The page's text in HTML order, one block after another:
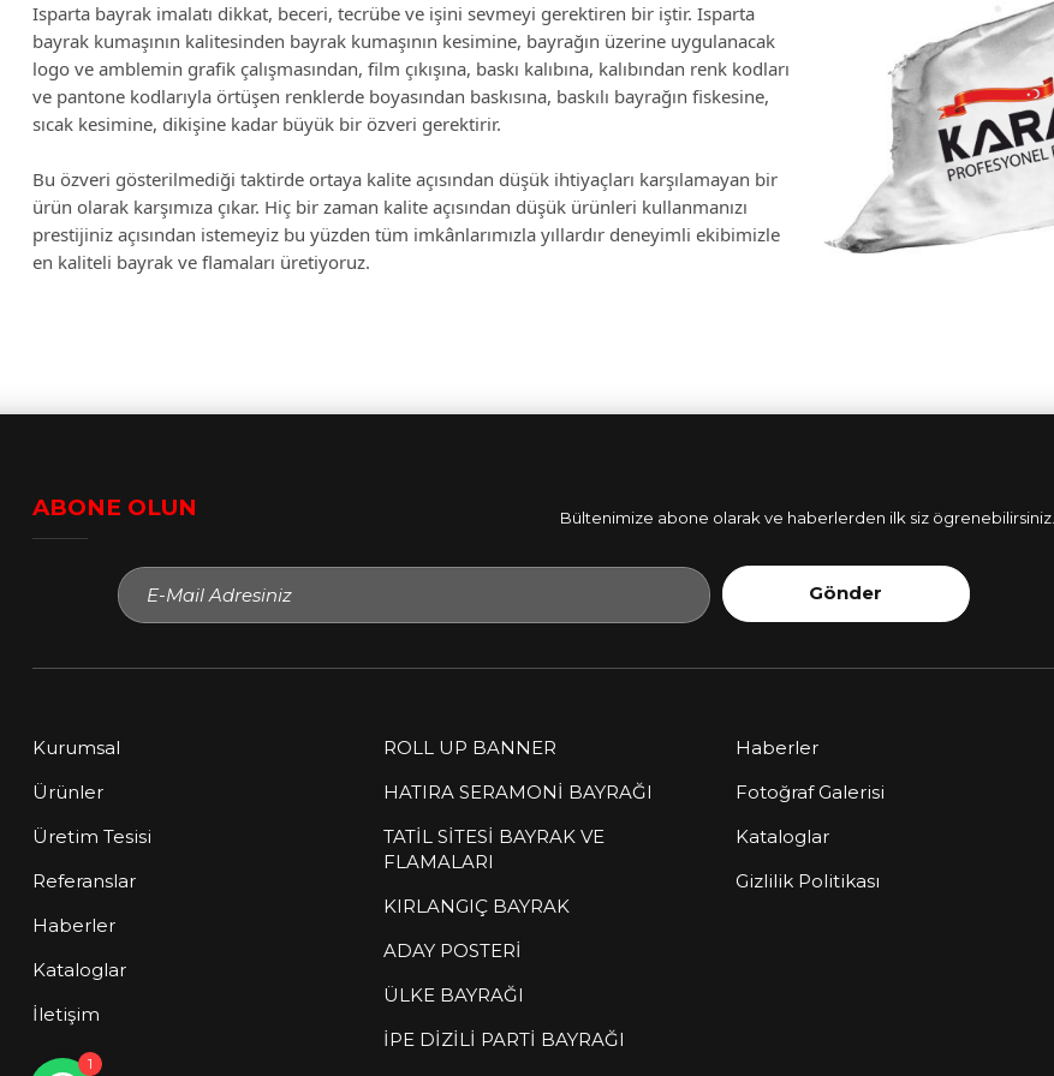
Isparta bayrak imalatı dikkat, beceri, tecrübe ve işini sevmeyi gerektiren bir iştir. Isparta
bayrak kumaşının kalitesinden bayrak kumaşının kesimine, bayrağın üzerine uygulanacak
logo ve amblemin grafik çalışmasından, film çıkışına, baskı kalıbına, kalıbından renk kodları
ve pantone kodlarıyla örtüşen renklerde boyasından baskısına, baskılı bayrağın fiskesine,
sıcak kesimine, dikişine kadar büyük bir özveri gerektirir.
Bu özveri gösterilmediği taktirde ortaya kalite açısından düşük ihtiyaçları karşılamayan bir
ürün olarak karşımıza çıkar. Hiç bir zaman kalite açısından düşük ürünleri kullanmanızı
prestijiniz açısından istemeyiz bu yüzden tüm imkânlarımızla yıllardır deneyimli ekibimizle
en kaliteli bayrak ve flamaları üretiyoruz.
ABONE OLUN Bültenimize abone olarak ve haberlerden ilk siz ögrenebilirsiniz.
Gönder
Kurumsal
Ürünler
Üretim Tesisi
Referanslar
Haberler
Kataloglar
İletişim
ROLL UP BANNER
HATIRA SERAMONİ BAYRAĞI
TATİL SİTESİ BAYRAK VE
FLAMALARI
KIRLANGIÇ BAYRAK
ADAY POSTERİ
ÜLKE BAYRAĞI
İPE DİZİLİ PARTİ BAYRAĞI
Haberler
Fotoğraf Galerisi
Kataloglar
Gizlilik Politikası
1
Müşteri Temsilcisi
Sitemize hoş geldiniz! Size nasıl
yardımcı olabilirim?